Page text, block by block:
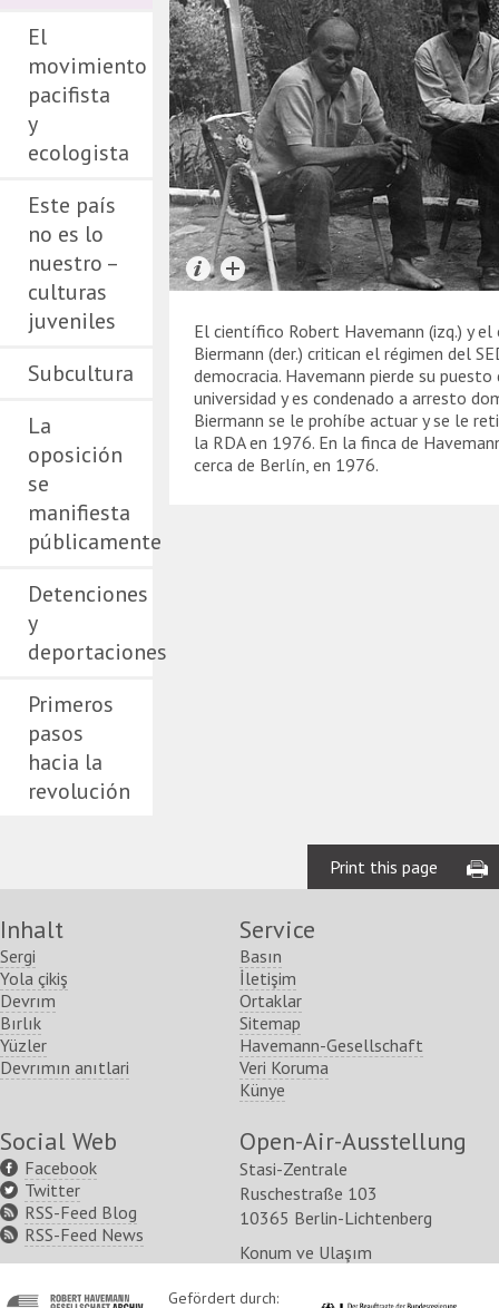
El
movimiento
pacifista
y
ecologista
Este país
no es lo
nuestro –
culturas
juveniles
Subcultura
La
oposición
se
manifiesta
públicamente
Detenciones
y
deportaciones
Primeros
pasos
hacia la
revolución
El científico Robert Havemann (izq.) y
Biermann (der.) critican el régimen del
democracia. Havemann pierde su
universidad y es condenado a arresto
Biermann se le prohíbe actuar y se le
la RDA en 1976. En la finca de
cerca de Berlín, en 1976.
Print this page
Inhalt
Sergi
Yola çikiş
Devrım
Bırlık
Yüzler
Devrımın anıtlari
Service
Basın
İletişim
Ortaklar
Sitemap
Havemann-Gesellschaft
Veri Koruma
Künye
Social Web
Facebook
Twitter
RSS-Feed Blog
RSS-Feed News
Open-Air-Ausstellung
Stasi-Zentrale
Ruschestraße 103
10365 Berlin-Lichtenberg
Konum ve Ulaşım
http://www.havemann-Gefördert durch: http://